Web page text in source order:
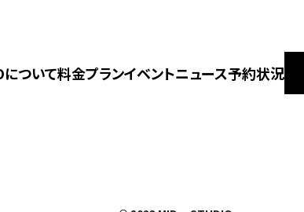
ついて料金プランイベントニュース予約状況